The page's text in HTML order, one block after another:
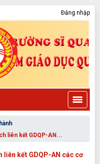
Đăng nhập
liên kết GDQP-AN...
liên kết GDQP-AN các cơ